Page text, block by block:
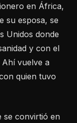
en África,
su esposa, se
Unidos donde
y con el
Ahí vuelve a
quien tuvo
se convirtió en